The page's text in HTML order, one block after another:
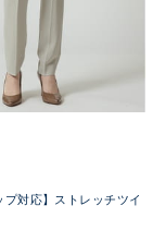
プ対応】ストレッチツイ